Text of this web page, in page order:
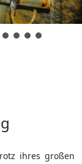
ihres großen